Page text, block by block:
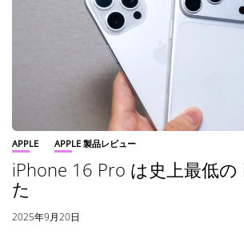
APPLE APPLE 製品レビュー
iPhone 16 Pro は史上最低の
た
2025年9月20日